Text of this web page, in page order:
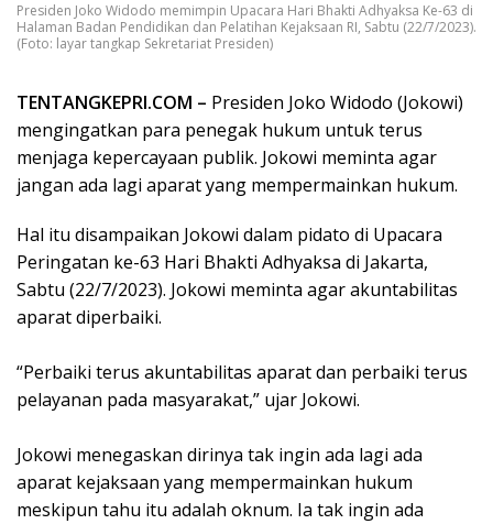
Presiden Joko Widodo memimpin Upacara Hari Bhakti Adhyaksa Ke-63 di
Halaman Badan Pendidikan dan Pelatihan Kejaksaan RI, Sabtu (22/7/2023).
(Foto: layar tangkap Sekretariat Presiden)
TENTANGKEPRI.COM – Presiden Joko Widodo (Jokowi)
mengingatkan para penegak hukum untuk terus
menjaga kepercayaan publik. Jokowi meminta agar
jangan ada lagi aparat yang mempermainkan hukum.
Hal itu disampaikan Jokowi dalam pidato di Upacara
Peringatan ke-63 Hari Bhakti Adhyaksa di Jakarta,
Sabtu (22/7/2023). Jokowi meminta agar akuntabilitas
aparat diperbaiki.
“Perbaiki terus akuntabilitas aparat dan perbaiki terus
pelayanan pada masyarakat,” ujar Jokowi.
Jokowi menegaskan dirinya tak ingin ada lagi ada
aparat kejaksaan yang mempermainkan hukum
meskipun tahu itu adalah oknum. Ia tak ingin ada